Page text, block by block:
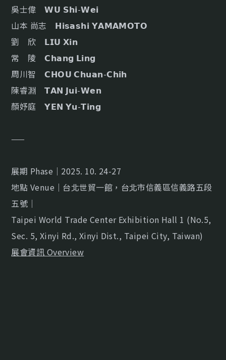
吳士偉 𝗪𝗨 𝗦𝗵𝗶-𝗪𝗲𝗶
山本 尚志 𝗛𝗶𝘀𝗮𝘀𝗵𝗶 𝗬𝗔𝗠𝗔𝗠𝗢𝗧𝗢
劉 欣 𝗟𝗜𝗨 𝗫𝗶𝗻
常 陵 𝗖𝗵𝗮𝗻𝗴 𝗟𝗶𝗻𝗴
周川智 𝗖𝗛𝗢𝗨 𝗖𝗵𝘂𝗮𝗻-𝗖𝗵𝗶𝗵
陳睿淵 𝗧𝗔𝗡 𝗝𝘂𝗶-𝗪𝗲𝗻
顏妤庭 𝗬𝗘𝗡 𝗬𝘂-𝗧𝗶𝗻𝗴
——
展期 Phase｜2025. 10. 24-27
地點 Venue｜台北世貿一館，台北市信義區信義路五段
五號｜
Taipei World Trade Center Exhibition Hall 1 (No.5,
Sec. 5, Xinyi Rd., Xinyi Dist., Taipei City, Taiwan)
展會資訊 Overview